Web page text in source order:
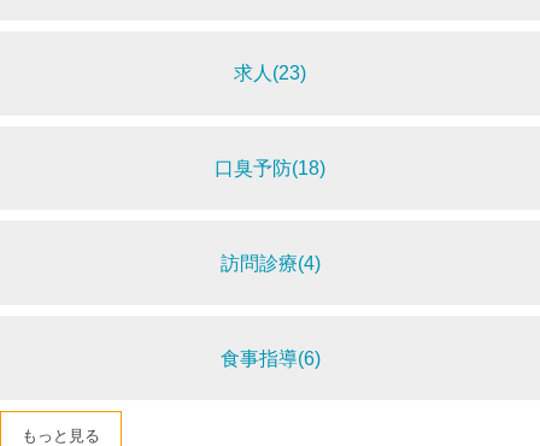
求人(23)
口臭予防(18)
訪問診療(4)
食事指導(6)
もっと見る